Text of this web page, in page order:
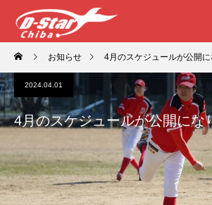
お知らせ 4月のスケジュールが公開
2024.04.01
4月のスケジュールが公開にな